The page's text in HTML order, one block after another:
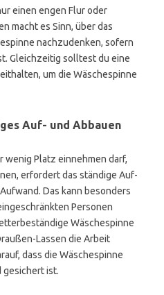
einen engen Flur oder
macht es Sinn, über das
nachzudenken, sofern
Gleichzeitig solltest du eine
um die Wäschespinne
Auf- und Abbauen
wenig Platz einnehmen darf,
erfordert das ständige Auf-
Das kann besonders
Personen
Wäschespinne
Lassen die Arbeit
dass die Wäschespinne
gesichert ist.